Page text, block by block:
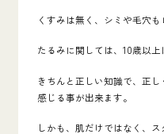
くすみは無く、シミや毛穴も
たるみに関しては、10歳以
きちんと正しい知識で、正
感じる事が出来ます。
しかも、肌だけではなく、